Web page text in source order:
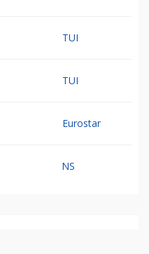
TUI
TUI
Eurostar
NS